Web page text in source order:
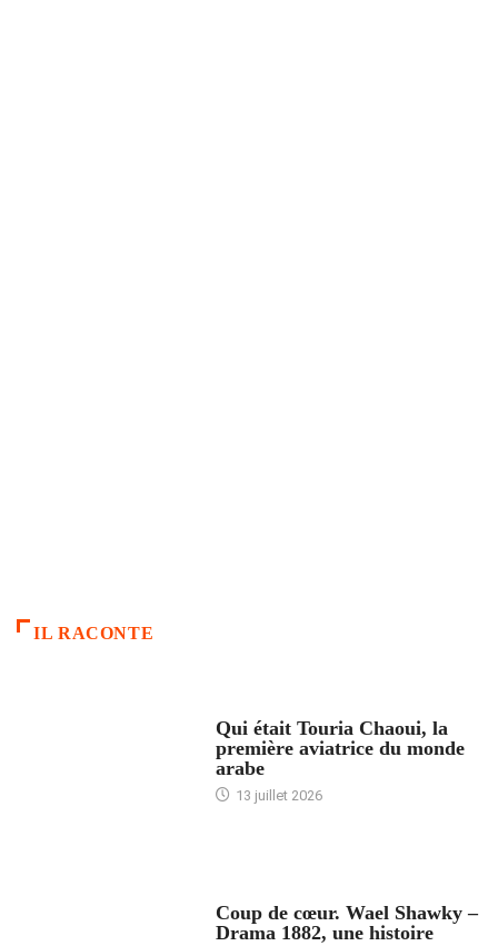
IL RACONTE
Qui était Touria Chaoui, la
première aviatrice du monde
arabe
13 juillet 2026
Coup de cœur. Wael Shawky –
Drama 1882, une histoire